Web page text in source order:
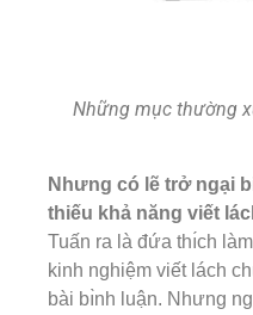
Những mục thường
Nhưng có lẽ trở ngại
thiếu khả năng viết
Tuấn ra là đứa thı́ch
kinh nghiệm viết lách
bài bı̀nh luận. Nhưng